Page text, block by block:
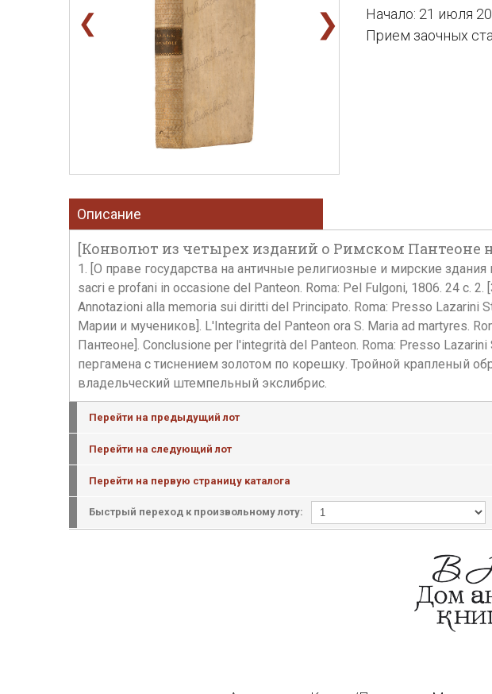
❮ ❯
Начало: 21 июля
Прием заочных
Описание
[Конволют из четырех изданий о Римском Пантеоне
1. [О праве государства на античные религиозные и мирские
sacri e profani in occasione del Panteon. Roma: Pel Fulgoni, 1806. 24 с.
Annotazioni alla memoria sui diritti del Principato. Roma: Presso Lazarini
Марии и мучеников]. L'Integrita del Panteon ora S. Maria ad martyres.
Пантеоне]. Conclusione per l'integrità del Panteon. Roma: Presso
пергамена с тиснением золотом по корешку. Тройной крапленый
владельческий штемпельный экслибрис.
Перейти на предыдущий лот
Перейти на следующий лот
Перейти на первую страницу каталога
Быстрый переход к произвольному лоту: